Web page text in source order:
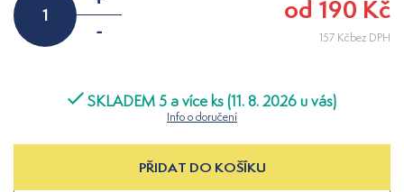
-
od 190 Kč
157 Kčbez DPH
SKLADEM 5 a více ks (11. 8. 2026 u vás)
Info o doručení
PŘIDAT DO KOŠÍKU